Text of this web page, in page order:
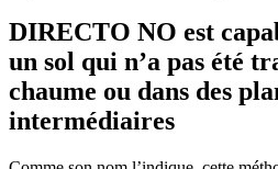
DIRECTO NO est
un sol qui n’a pas été
chaume ou dans des
intermédiaires